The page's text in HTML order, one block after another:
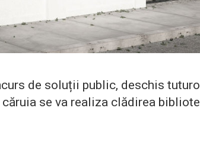
de soluții public, deschis
se va realiza clădirea